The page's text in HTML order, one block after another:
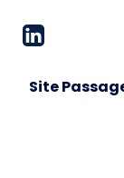
Site